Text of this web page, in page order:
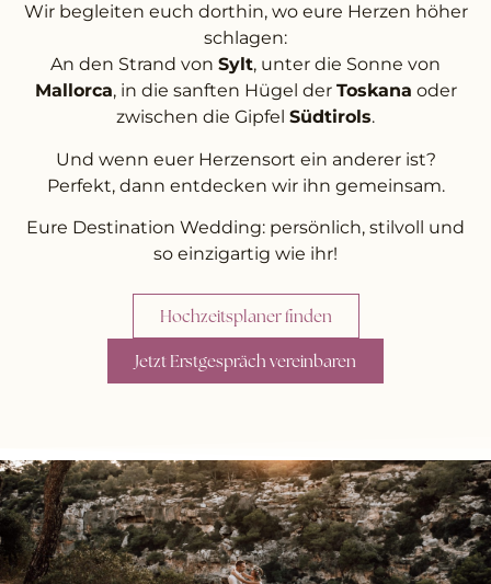
Wir begleiten euch dorthin, wo eure Herzen höher
schlagen:
An den Strand von Sylt, unter die Sonne von
Mallorca, in die sanften Hügel der Toskana oder
zwischen die Gipfel Südtirols.
Und wenn euer Herzensort ein anderer ist?
Perfekt, dann entdecken wir ihn gemeinsam.
Eure Destination Wedding: persönlich, stilvoll und
so einzigartig wie ihr!
Hochzeitsplaner finden
Jetzt Erstgespräch vereinbaren